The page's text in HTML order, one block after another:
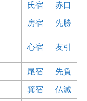
氏宿 赤口
房宿 先勝
心宿 友引
尾宿 先負
箕宿 仏滅